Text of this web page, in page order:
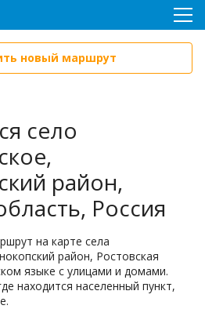
новый маршрут
село
район,
Россия
на карте села
район, Ростовская
языке с улицами и домами.
находится населенный пункт,